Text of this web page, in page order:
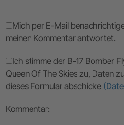
Mich per E-Mail
meinen Kommentar antwortet.
Ich stimme der B-17 Bomber
Queen Of The Skies zu, Daten
dieses Formular abschicke
Kommentar: